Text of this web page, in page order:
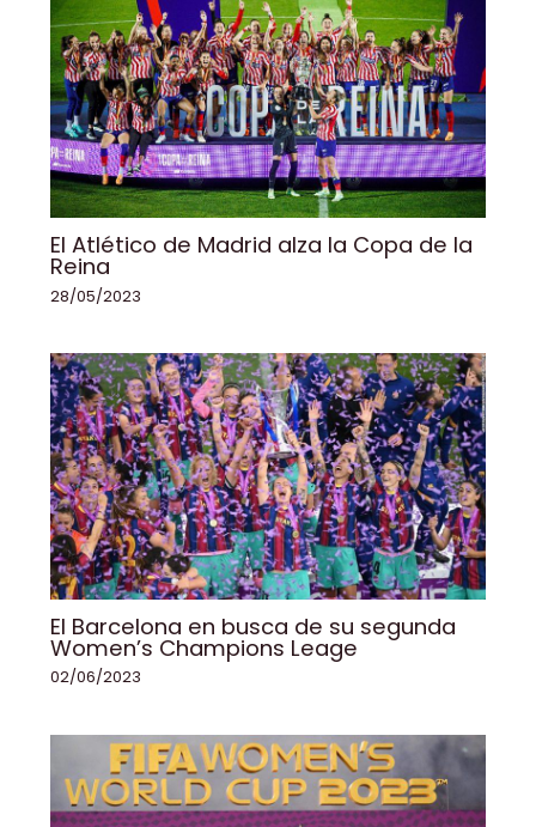
El Atlético de Madrid alza la Copa de la
Reina
28/05/2023
El Barcelona en busca de su segunda
Women’s Champions Leage
02/06/2023